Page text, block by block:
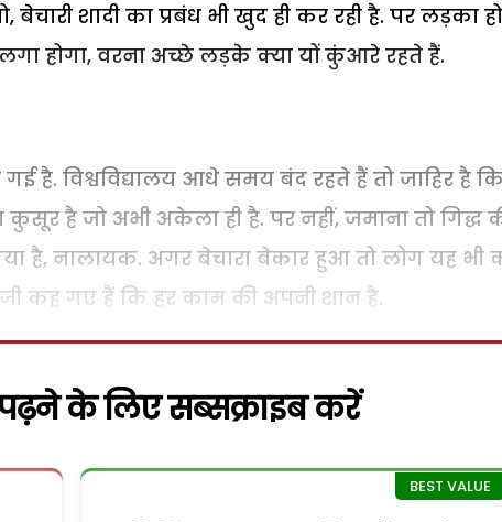
शादी का प्रबंध भी खुद ही कर रही है. पर लड़का
होगा, वरना अच्छे लड़के क्या यों कुंआरे रहते हैं.
है. विश्वविद्यालय आधे समय बंद रहते हैं तो जाहिर है
है जो अभी अकेला ही है. पर नहीं, जमाना तो गिद्ध
है, नालायक. अगर बेचारा बेकार हुआ तो लोग यह भी
कह गए हैं कि हर काम की अपनी शान है.
के लिए सब्सक्राइब करें